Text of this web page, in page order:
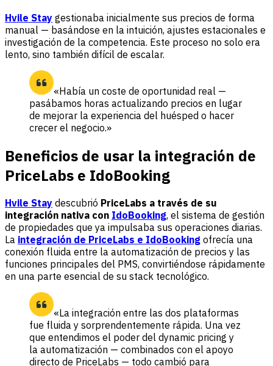
Hvile Stay gestionaba inicialmente sus precios de forma
manual — basándose en la intuición, ajustes estacionales e
investigación de la competencia. Este proceso no solo era
lento, sino también difícil de escalar.
«Había un coste de oportunidad real —
pasábamos horas actualizando precios en lugar
de mejorar la experiencia del huésped o hacer
crecer el negocio.»
Beneficios de usar la integración de
PriceLabs e IdoBooking
Hvile Stay descubrió PriceLabs a través de su
integración nativa con IdoBooking, el sistema de gestión
de propiedades que ya impulsaba sus operaciones diarias.
La integración de PriceLabs e IdoBooking ofrecía una
conexión fluida entre la automatización de precios y las
funciones principales del PMS, convirtiéndose rápidamente
en una parte esencial de su stack tecnológico.
«La integración entre las dos plataformas
fue fluida y sorprendentemente rápida. Una vez
que entendimos el poder del dynamic pricing y
la automatización — combinados con el apoyo
directo de PriceLabs — todo cambió para